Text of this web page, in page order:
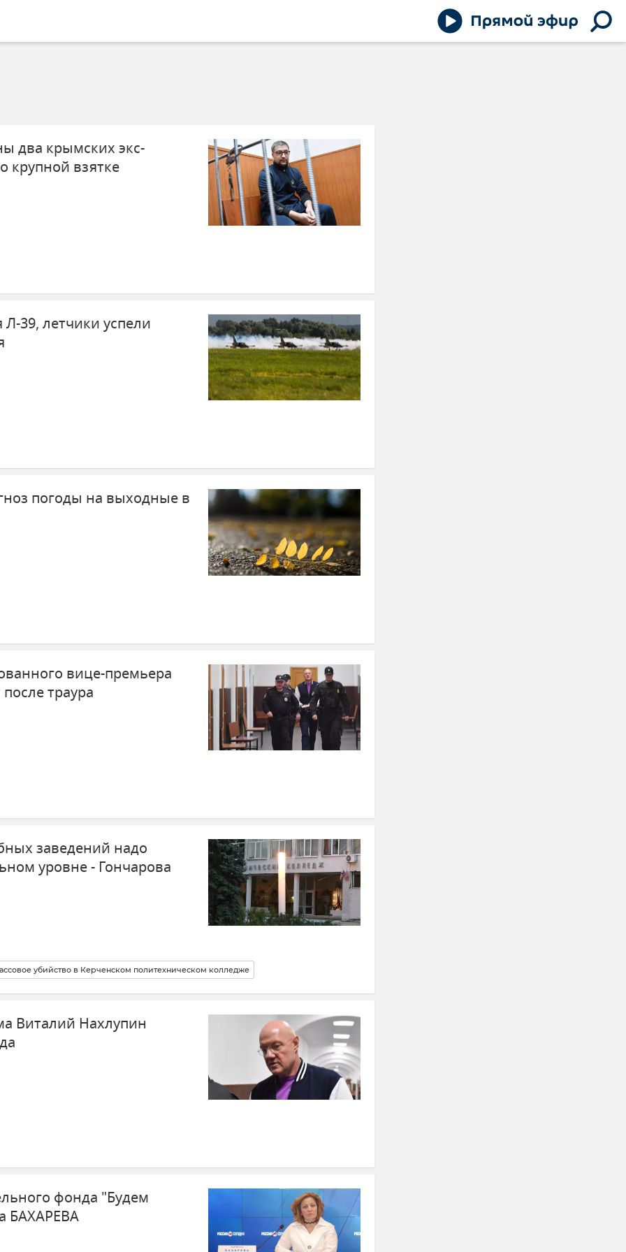
два крымских экс-
крупной взятке
39, летчики успели
погоды на выходные в
вице-премьера
траура
заведений надо
уровне - Гончарова
убийство в Керченском политехническом колледже
Виталий Нахлупин
фонда "Будем
БАХАРЕВА